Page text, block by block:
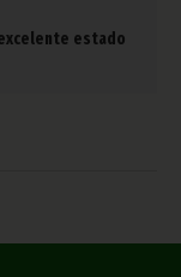
estado